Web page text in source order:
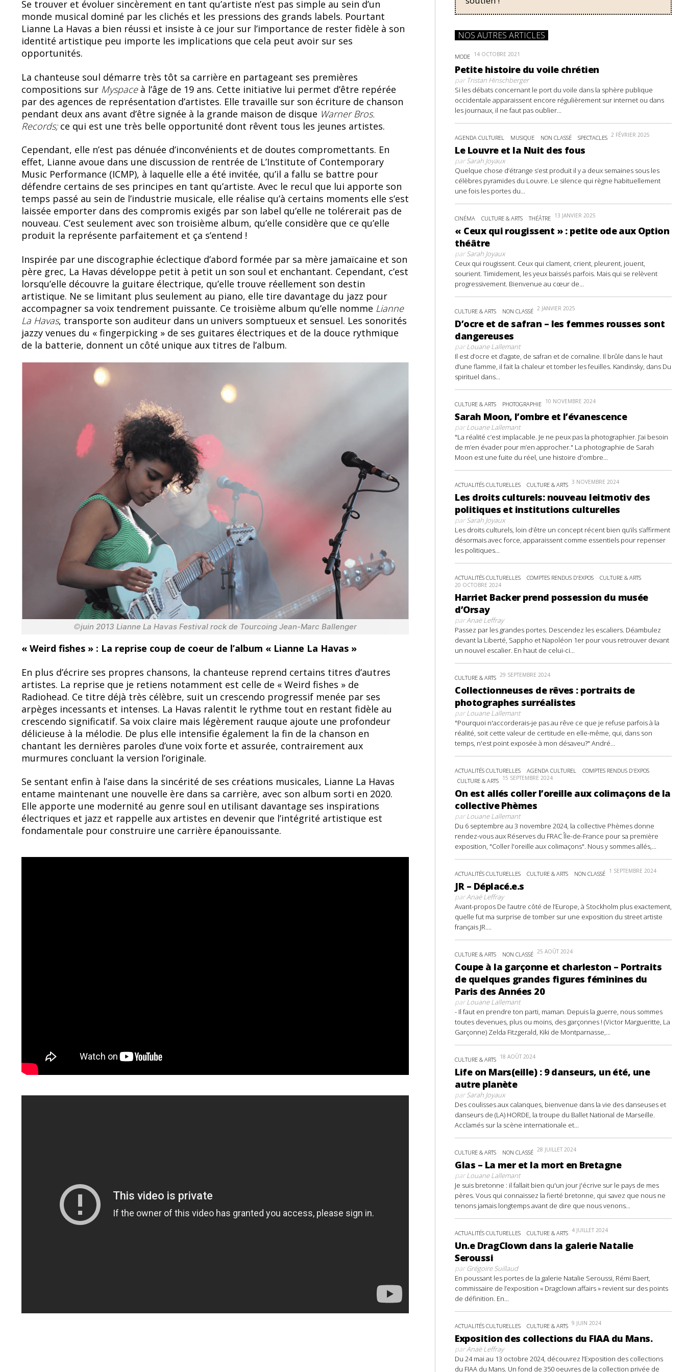
e
b
o
o
k
e
sk
y
Se trouver et évoluer sincèrement en tant qu’artiste n’est pas simple au sein d’un
monde musical dominé par les clichés et les pressions des grands labels. Pourtant
Lianne La Havas a bien réussi et insiste à ce jour sur l’importance de rester fidèle à son
identité artistique peu importe les implications que cela peut avoir sur ses
opportunités.
La chanteuse soul démarre très tôt sa carrière en partageant ses premières
compositions sur Myspace à l’âge de 19 ans. Cette initiative lui permet d’être repérée
par des agences de représentation d’artistes. Elle travaille sur son écriture de chanson
pendant deux ans avant d’être signée à la grande maison de disque Warner Bros.
Records; ce qui est une très belle opportunité dont rêvent tous les jeunes artistes.
Cependant, elle n’est pas dénuée d’inconvénients et de doutes compromettants. En
effet, Lianne avoue dans une discussion de rentrée de L’Institute of Contemporary
Music Performance (ICMP), à laquelle elle a été invitée, qu’il a fallu se battre pour
défendre certains de ses principes en tant qu’artiste. Avec le recul que lui apporte son
temps passé au sein de l’industrie musicale, elle réalise qu’à certains moments elle s’est
laissée emporter dans des compromis exigés par son label qu’elle ne tolérerait pas de
nouveau. C’est seulement avec son troisième album, qu’elle considère que ce qu’elle
produit la représente parfaitement et ça s’entend !
Inspirée par une discographie éclectique d’abord formée par sa mère jamaïcaine et son
père grec, La Havas développe petit à petit un son soul et enchantant. Cependant, c’est
lorsqu’elle découvre la guitare électrique, qu’elle trouve réellement son destin
artistique. Ne se limitant plus seulement au piano, elle tire davantage du jazz pour
accompagner sa voix tendrement puissante. Ce troisième album qu’elle nomme Lianne
La Havas, transporte son auditeur dans un univers somptueux et sensuel. Les sonorités
jazzy venues du « fingerpicking » de ses guitares électriques et de la douce rythmique
de la batterie, donnent un côté unique aux titres de l’album.
©juin 2013 Lianne La Havas Festival rock de Tourcoing Jean-Marc Ballenger
« Weird fishes » : La reprise coup de coeur de l’album « Lianne La Havas »
En plus d’écrire ses propres chansons, la chanteuse reprend certains titres d’autres
artistes. La reprise que je retiens notamment est celle de « Weird fishes » de
Radiohead. Ce titre déjà très célèbre, suit un crescendo progressif menée par ses
arpèges incessants et intenses. La Havas ralentit le rythme tout en restant fidèle au
crescendo significatif. Sa voix claire mais légèrement rauque ajoute une profondeur
délicieuse à la mélodie. De plus elle intensifie également la fin de la chanson en
chantant les dernières paroles d’une voix forte et assurée, contrairement aux
murmures concluant la version l’originale.
Se sentant enfin à l’aise dans la sincérité de ses créations musicales, Lianne La Havas
entame maintenant une nouvelle ère dans sa carrière, avec son album sorti en 2020.
Elle apporte une modernité au genre soul en utilisant davantage ses inspirations
électriques et jazz et rappelle aux artistes en devenir que l’intégrité artistique est
fondamentale pour construire une carrière épanouissante.
NOS AUTRES ARTICLES
MODE 14 OCTOBRE 2021
Petite histoire du voile chrétien
parTristan Hinschberger
Si les débats concernant le port du voile dans la sphère publique
occidentale apparaissent encore régulièrement sur internet ou dans
les journaux, il ne faut pas oublier...
AGENDA CULTUREL MUSIQUE NON CLASSÉ SPECTACLES 2 FÉVRIER 2025
Le Louvre et la Nuit des fous
parSarah Joyaux
Quelque chose d’étrange s’est produit il y a deux semaines sous les
célèbres pyramides du Louvre. Le silence qui règne habituellement
une fois les portes du...
CINÉMA CULTURE & ARTS THÉÂTRE 13 JANVIER 2025
« Ceux qui rougissent » : petite ode aux Option
théâtre
parSarah Joyaux
Ceux qui rougissent. Ceux qui clament, crient, pleurent, jouent,
sourient. Timidement, les yeux baissés parfois. Mais qui se relèvent
progressivement. Bienvenue au cœur de...
CULTURE & ARTS NON CLASSÉ 2 JANVIER 2025
D’ocre et de safran – les femmes rousses sont
dangereuses
parLouane Lallemant
Il est d’ocre et d’agate, de safran et de cornaline. Il brûle dans le haut
d’une flamme, il fait la chaleur et tomber les feuilles. Kandinsky, dans Du
spirituel dans...
CULTURE & ARTS PHOTOGRAPHIE 10 NOVEMBRE 2024
Sarah Moon, l’ombre et l’évanescence
parLouane Lallemant
"La réalité c’est implacable. Je ne peux pas la photographier. J’ai besoin
de m’en évader pour m’en approcher." La photographie de Sarah
Moon est une fuite du réel, une histoire d'ombre...
ACTUALITÉS CULTURELLES CULTURE & ARTS 3 NOVEMBRE 2024
Les droits culturels: nouveau leitmotiv des
politiques et institutions culturelles
parSarah Joyaux
Les droits culturels, loin d’être un concept récent bien qu’ils s’affirment
désormais avec force, apparaissent comme essentiels pour repenser
les politiques...
ACTUALITÉS CULTURELLES COMPTES RENDUS D'EXPOS CULTURE & ARTS
20 OCTOBRE 2024
Harriet Backer prend possession du musée
d’Orsay
parAnaë Leffray
Passez par les grandes portes. Descendez les escaliers. Déambulez
devant la Liberté, Sappho et Napoléon 1er pour vous retrouver devant
un nouvel escalier. En haut de celui-ci...
CULTURE & ARTS 29 SEPTEMBRE 2024
Collectionneuses de rêves : portraits de
photographes surréalistes
parLouane Lallemant
"Pourquoi n'accorderais-je pas au rêve ce que je refuse parfois à la
réalité, soit cette valeur de certitude en elle-même, qui, dans son
temps, n'est point exposée à mon désaveu?" André...
ACTUALITÉS CULTURELLES AGENDA CULTUREL
COMPTES RENDUS D'EXPOS
CULTURE & ARTS 15 SEPTEMBRE 2024
On est allés coller l’oreille aux colimaçons de la
collective Phèmes
parLouane Lallemant
Du 6 septembre au 3 novembre 2024, la collective Phèmes donne
rendez-vous aux Réserves du FRAC Île-de-France pour sa première
exposition, "Coller l'oreille aux colimaçons". Nous y sommes allés,...
ACTUALITÉS CULTURELLES CULTURE & ARTS NON CLASSÉ 1 SEPTEMBRE 2024
JR – Déplacé.e.s
parAnaë Leffray
Avant-propos De l’autre côté de l’Europe, à Stockholm plus exactement,
quelle fut ma surprise de tomber sur une exposition du street artiste
français JR....
CULTURE & ARTS NON CLASSÉ 25 AOÛT 2024
Coupe à la garçonne et charleston – Portraits
de quelques grandes figures féminines du
Paris des Années 20
parLouane Lallemant
- Il faut en prendre ton parti, maman. Depuis la guerre, nous sommes
toutes devenues, plus ou moins, des garçonnes ! (Victor Margueritte, La
Garçonne) Zelda Fitzgerald, Kiki de Montparnasse,...
CULTURE & ARTS 18 AOÛT 2024
Life on Mars(eille) : 9 danseurs, un été, une
autre planète
parSarah Joyaux
Des coulisses aux calanques, bienvenue dans la vie des danseuses et
danseurs de (LA) HORDE, la troupe du Ballet National de Marseille.
Acclamés sur la scène internationale et...
CULTURE & ARTS NON CLASSÉ 28 JUILLET 2024
Glas – La mer et la mort en Bretagne
parLouane Lallemant
Je suis bretonne : il fallait bien qu'un jour j'écrive sur le pays de mes
pères. Vous qui connaissez la fierté bretonne, qui savez que nous ne
tenons jamais longtemps avant de dire que nous venons...
ACTUALITÉS CULTURELLES CULTURE & ARTS 4 JUILLET 2024
Un.e DragClown dans la galerie Natalie
Seroussi
parGrégoire Suillaud
En poussant les portes de la galerie Natalie Seroussi, Rémi Baert,
commissaire de l’exposition « Dragclown affairs » revient sur des points
de définition. En...
ACTUALITÉS CULTURELLES CULTURE & ARTS 9 JUIN 2024
Exposition des collections du FIAA du Mans.
parAnaë Leffray
Du 24 mai au 13 octobre 2024, découvrez l’Exposition des collections
du FIAA du Mans. Un fond de 350 oeuvres de la collection privée de